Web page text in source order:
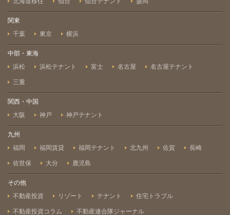
関東
千葉
東京 横浜
中部・東海
浜松
浜松テナント 富士 名古屋 名古屋テナント
三重
関西・中国
大阪
神戸 神戸テナント
九州
福岡
福岡賃貸 福岡テナント 北九州 佐賀 長崎
佐世保 大分 鹿児島
その他
不動産投資
リゾート テナント 住宅トラブル
不動産投資コラム 不動産連合隊ジャーナル